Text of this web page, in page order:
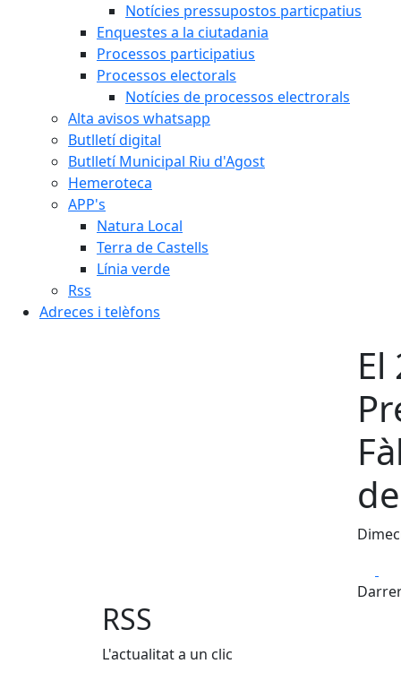
Notícies pressupostos particpatius
Enquestes a la ciutadania
Processos participatius
Processos electorals
Notícies de processos electrorals
Alta avisos whatsapp
Butlletí digital
Butlletí Municipal Riu d'Agost
Hemeroteca
APP's
Natura Local
Terra de Castells
Línia verde
Rss
Adreces i telèfons
RSS
L'actualitat a un clic